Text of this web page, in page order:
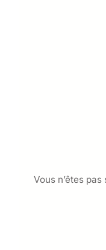
Vous n’êtes